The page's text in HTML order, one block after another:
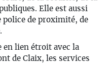
Elle est aussi
police de proximité, de
en lien étroit avec la
de Claix, les services